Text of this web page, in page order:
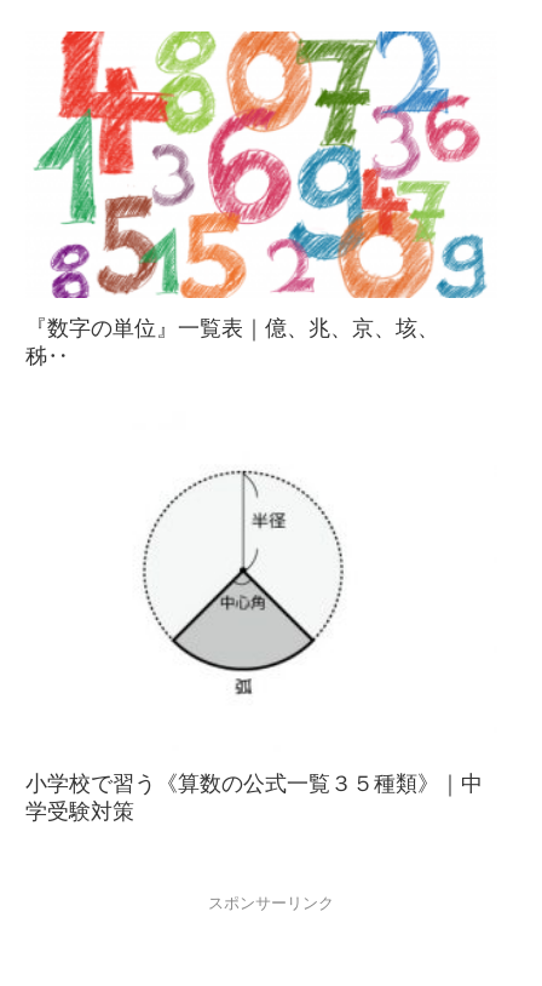
『数字の単位』一覧表｜億、兆、京、垓、
秭‥
小学校で習う《算数の公式一覧３５種類》｜中
学受験対策
スポンサーリンク